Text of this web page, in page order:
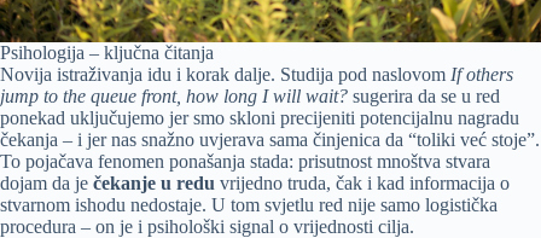
Psihologija – ključna čitanja
Novija istraživanja idu i korak dalje. Studija pod naslovom If others
jump to the queue front, how long I will wait? sugerira da se u red
ponekad uključujemo jer smo skloni precijeniti potencijalnu nagradu
čekanja – i jer nas snažno uvjerava sama činjenica da “toliki već stoje”.
To pojačava fenomen ponašanja stada: prisutnost mnoštva stvara
dojam da je čekanje u redu vrijedno truda, čak i kad informacija o
stvarnom ishodu nedostaje. U tom svjetlu red nije samo logistička
procedura – on je i psihološki signal o vrijednosti cilja.